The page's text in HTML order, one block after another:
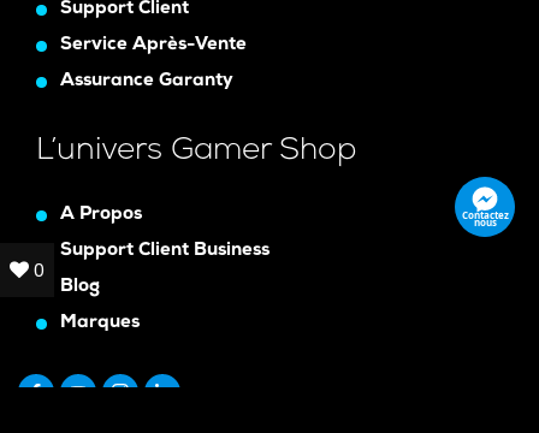
Support Client
Service Après-Vente
Assurance Garanty
L’univers Gamer Shop
A Propos
Support Client Business
Blog
Marques
Contactez
nous
0
0